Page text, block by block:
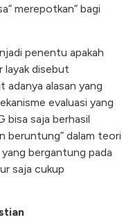
merepotkan” bagi
penentu apakah
layak disebut
alasan yang
evaluasi yang
bisa saja berhasil
beruntung” dalam teori
bergantung pada
saja cukup